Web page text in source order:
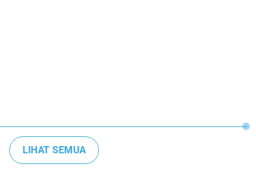
LIHAT SEMUA